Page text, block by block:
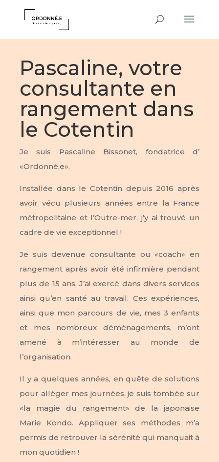
Pascaline, votre
consultante en
rangement dans
le Cotentin
Je suis Pascaline Bissonet, fondatrice d’
«Ordonné.e».
Installée dans le Cotentin depuis 2016 après
avoir vécu plusieurs années entre la France
métropolitaine et l’Outre-mer, j’y ai trouvé un
cadre de vie exceptionnel !
Je suis devenue consultante ou «coach» en
rangement après avoir été infirmière pendant
plus de 15 ans. J’ai exercé dans divers services
ainsi qu’en santé au travail. Ces expériences,
ainsi que mon parcours de vie, mes 3 enfants
et mes nombreux déménagements, m’ont
amené à m’intéresser au monde de
l’organisation.
Il y a quelques années, en quête de solutions
pour alléger mes journées, je suis tombée sur
«la magie du rangement» de la japonaise
Marie Kondo. Appliquer ses méthodes m’a
permis de retrouver la sérénité qui manquait à
mon quotidien !